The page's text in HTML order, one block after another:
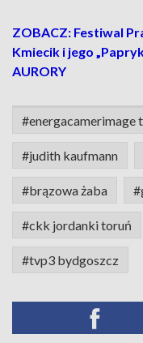
ZOBACZ: Festiwal
Kmiecik i jego
AURORY
#energacamerimage
#judith kaufmann
#brązowa żaba
#ckk jordanki toruń
#tvp3 bydgoszcz